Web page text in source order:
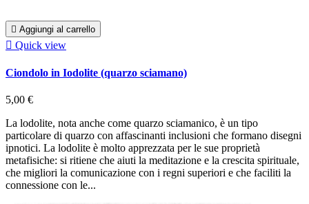
 Aggiungi al carrello
 Quick view
Ciondolo in Iodolite (quarzo sciamano)
5,00 €
La lodolite, nota anche come quarzo sciamanico, è un tipo
particolare di quarzo con affascinanti inclusioni che formano disegni
ipnotici. La lodolite è molto apprezzata per le sue proprietà
metafisiche: si ritiene che aiuti la meditazione e la crescita spirituale,
che migliori la comunicazione con i regni superiori e che faciliti la
connessione con le...